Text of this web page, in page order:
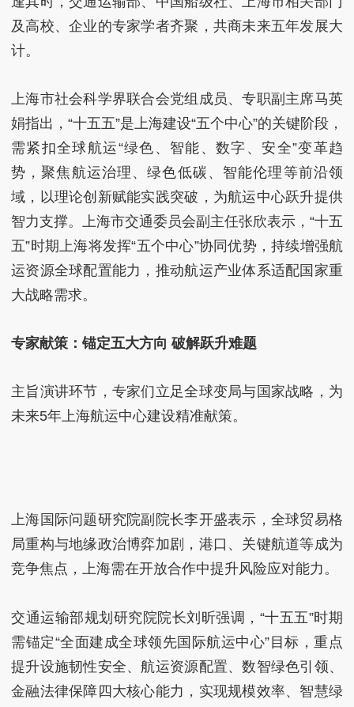
及高校、企业的专家学者齐聚，共商未来五年发展大
计。
上海市社会科学界联合会党组成员、专职副主席马英
娟指出，“十五五”是上海建设“五个中心”的关键阶段，
需紧扣全球航运“绿色、智能、数字、安全”变革趋
势，聚焦航运治理、绿色低碳、智能伦理等前沿领
域，以理论创新赋能实践突破，为航运中心跃升提供
智力支撑。上海市交通委员会副主任张欣表示，“十五
五”时期上海将发挥“五个中心”协同优势，持续增强航
运资源全球配置能力，推动航运产业体系适配国家重
大战略需求。
专家献策：锚定五大方向 破解跃升难题
主旨演讲环节，专家们立足全球变局与国家战略，为
未来5年上海航运中心建设精准献策。
上海国际问题研究院副院长李开盛表示，全球贸易格
局重构与地缘政治博弈加剧，港口、关键航道等成为
竞争焦点，上海需在开放合作中提升风险应对能力。
交通运输部规划研究院院长刘昕强调，“十五五”时期
需锚定“全面建成全球领先国际航运中心”目标，重点
提升设施韧性安全、航运资源配置、数智绿色引领、
金融法律保障四大核心能力，实现规模效率、智慧绿